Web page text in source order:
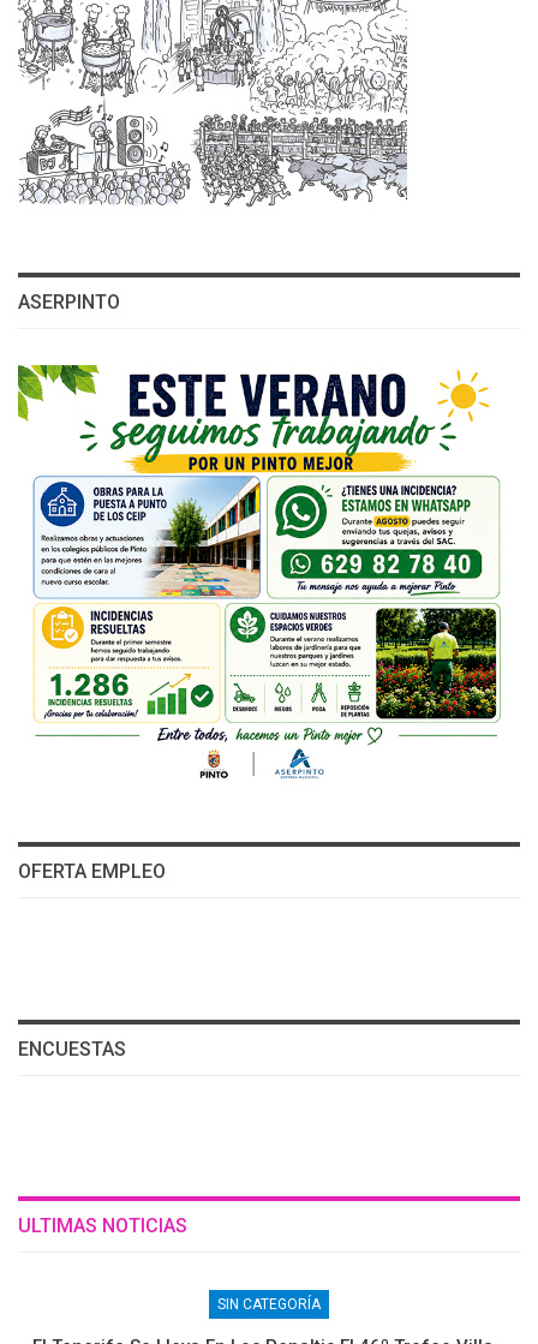
ASERPINTO
OFERTA EMPLEO
ENCUESTAS
ULTIMAS NOTICIAS
SIN CATEGORÍA